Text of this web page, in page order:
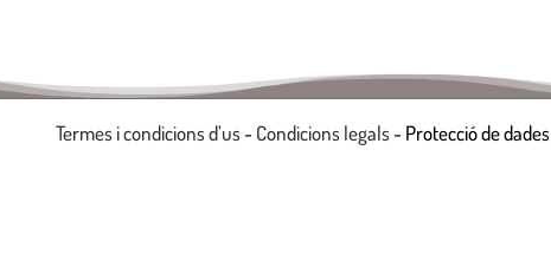
Termes i condicions d’us- Condicions legals- Protecció de dades